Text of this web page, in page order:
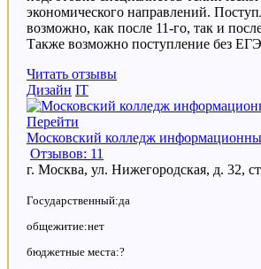
экономического направлений.
возможно, как после 11-го, так и
Также возможно поступление без
Читать отзывы
Дизайн IT
Перейти
Московский колледж
Отзывов: 11
г. Москва, ул. Нижегородская, д. 32,
Государственный:да
общежитие:нет
бюджетные места:?